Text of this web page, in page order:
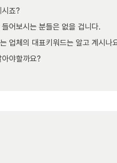
죠?
어보시는 분들은 없을 겁니다.
업체의 대표키워드는 알고 계시나
야할까요?